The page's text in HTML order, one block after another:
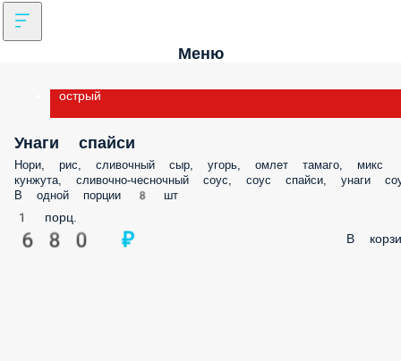
Меню
острый
Унаги спайси
Нори, рис, сливочный сыр, угорь, омлет тамаго, микс кунжута,
чесночный соус, соус спайси, унаги соус В одной порции 8 шт
1 порц.
680 ₽